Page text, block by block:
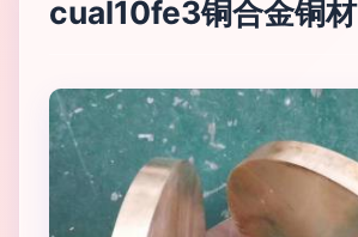
cual10fe3铜合金铜材